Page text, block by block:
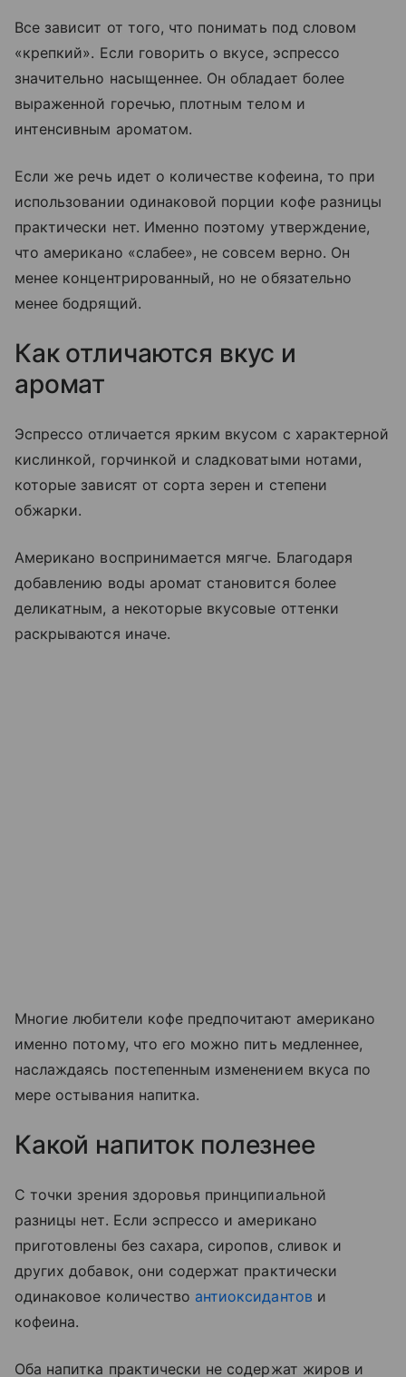
Все зависит от того, что понимать под словом
«крепкий». Если говорить о вкусе, эспрессо
значительно насыщеннее. Он обладает более
выраженной горечью, плотным телом и
интенсивным ароматом.
Если же речь идет о количестве кофеина, то при
использовании одинаковой порции кофе разницы
практически нет. Именно поэтому утверждение,
что американо «слабее», не совсем верно. Он
менее концентрированный, но не обязательно
менее бодрящий.
Как отличаются вкус и
аромат
Эспрессо отличается ярким вкусом с характерной
кислинкой, горчинкой и сладковатыми нотами,
которые зависят от сорта зерен и степени
обжарки.
Американо воспринимается мягче. Благодаря
добавлению воды аромат становится более
деликатным, а некоторые вкусовые оттенки
раскрываются иначе.
Многие любители кофе предпочитают американо
именно потому, что его можно пить медленнее,
наслаждаясь постепенным изменением вкуса по
мере остывания напитка.
Какой напиток полезнее
С точки зрения здоровья принципиальной
разницы нет. Если эспрессо и американо
приготовлены без сахара, сиропов, сливок и
других добавок, они содержат практически
одинаковое количество антиоксидантов и
кофеина.
Оба напитка практически не содержат жиров и